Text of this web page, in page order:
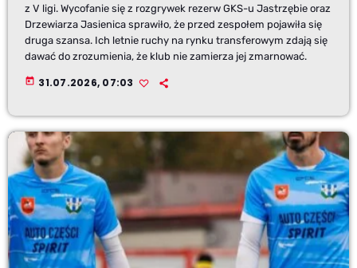
z V ligi. Wycofanie się z rozgrywek rezerw GKS-u Jastrzębie oraz
Drzewiarza Jasienica sprawiło, że przed zespołem pojawiła się
druga szansa. Ich letnie ruchy na rynku transferowym zdają się
dawać do zrozumienia, że klub nie zamierza jej zmarnować.
today 31.07.2026, 07:03